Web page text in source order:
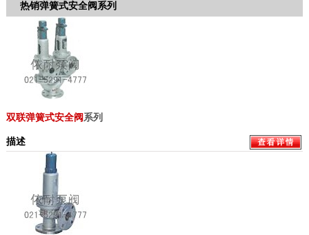
热销弹簧式安全阀系列
双联弹簧式安全阀系列
描述